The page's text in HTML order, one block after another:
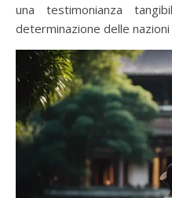
una testimonianza
determinazione delle nazioni